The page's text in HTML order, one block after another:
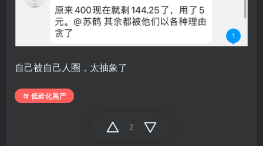
自己被自己人圈，太抽象了
低龄化黑产
2